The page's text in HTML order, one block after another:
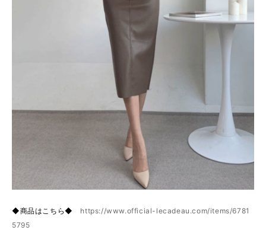
◆商品はこちら◆ https://www.official-lecadeau.com/items/6781
5795